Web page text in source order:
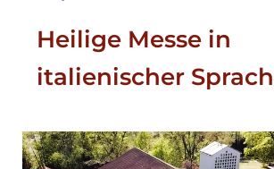
Heilige Messe in
italienischer